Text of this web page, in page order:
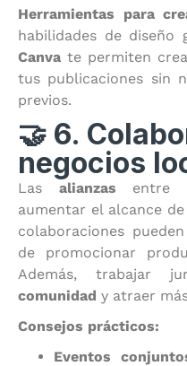
Herramientas para
habilidades de diseño
Canva te permiten
tus publicaciones sin
previos.
🤝 6.
negocios
Las alianzas entre
aumentar el alcance
colaboraciones
de promocionar
Además, trabajar
comunidad y atraer
Consejos prácticos:
Eventos